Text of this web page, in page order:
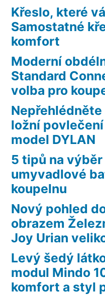
Křeslo, které
Samostatné
komfort
Moderní
Standard
volba pro
ložní
model DYLAN
5 tipů na
umyvadlové
koupelnu
Nový pohled
obrazem
Joy Urian
Levý šedý
modul Mindo
komfort a styl